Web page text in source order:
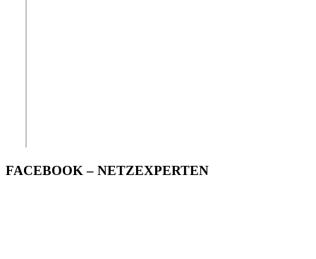
FACEBOOK – NETZEXPERTEN